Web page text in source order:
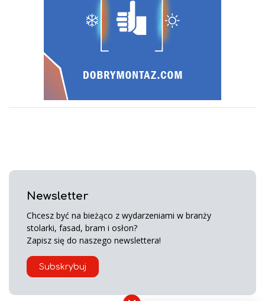
Newsletter
Chcesz być na bieżąco z wydarzeniami w branży
stolarki, fasad, bram i osłon?
Zapisz się do naszego newslettera!
Subskrybuj